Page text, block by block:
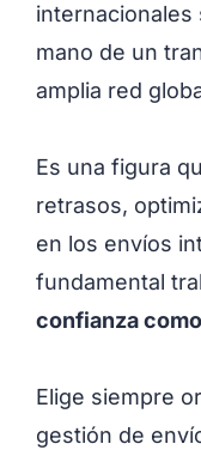
internacionales
mano de un
amplia red
Es una figura
retrasos,
en los envíos
fundamental
confianza
Elige siempre
gestión de